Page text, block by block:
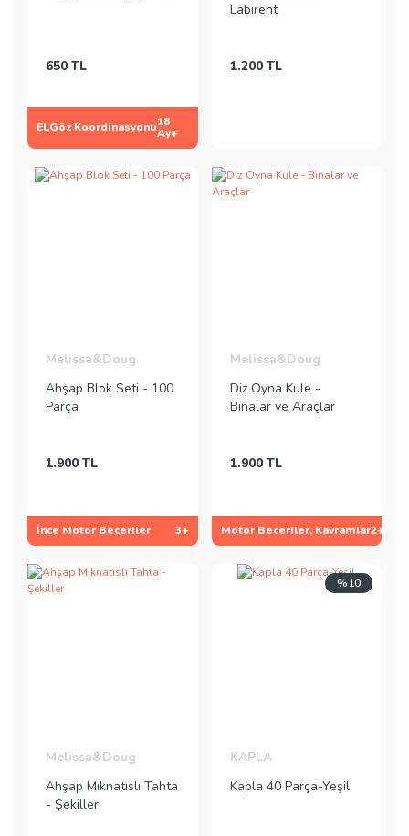
650 TL
El,Göz Koordinasyonu18
Ay+
Labirent
1.200 TL
Melissa&Doug
Ahşap Blok Seti - 100
Parça
1.900 TL
İnce Motor Beceriler 3+
Melissa&Doug
Diz Oyna Kule -
Binalar ve Araçlar
1.900 TL
Motor Beceriler, Kavramlar2+
Melissa&Doug
Ahşap Mıknatıslı Tahta
- Şekiller
%10
KAPLA
Kapla 40 Parça-Yeşil